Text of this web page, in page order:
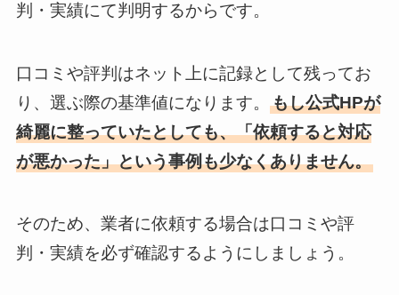
判・実績にて判明するからです。
口コミや評判はネット上に記録として残ってお
り、選ぶ際の基準値になります。 もし公式HPが
綺麗に整っていたとしても、「依頼すると対応
が悪かった」という事例も少なくありません。
そのため、業者に依頼する場合は口コミや評
判・実績を必ず確認するようにしましょう。